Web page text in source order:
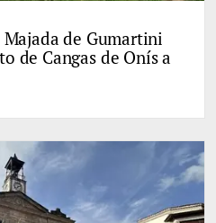
de Gumartini
de Cangas de Onís a